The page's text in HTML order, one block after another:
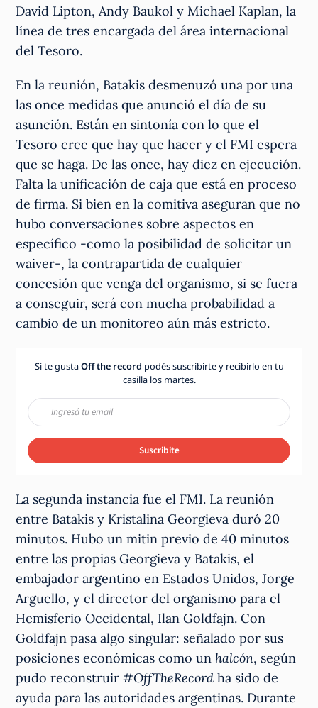
David Lipton, Andy Baukol y Michael Kaplan, la
línea de tres encargada del área internacional
del Tesoro.
En la reunión, Batakis desmenuzó una por una
las once medidas que anunció el día de su
asunción. Están en sintonía con lo que el
Tesoro cree que hay que hacer y el FMI espera
que se haga. De las once, hay diez en ejecución.
Falta la unificación de caja que está en proceso
de firma. Si bien en la comitiva aseguran que no
hubo conversaciones sobre aspectos en
específico -como la posibilidad de solicitar un
waiver-, la contrapartida de cualquier
concesión que venga del organismo, si se fuera
a conseguir, será con mucha probabilidad a
cambio de un monitoreo aún más estricto.
Si te gustaOff the record podés suscribirte y recibirlo en tu
casilla los martes.
Suscribite
La segunda instancia fue el FMI. La reunión
entre Batakis y Kristalina Georgieva duró 20
minutos. Hubo un mitin previo de 40 minutos
entre las propias Georgieva y Batakis, el
embajador argentino en Estados Unidos, Jorge
Arguello, y el director del organismo para el
Hemisferio Occidental, Ilan Goldfajn. Con
Goldfajn pasa algo singular: señalado por sus
posiciones económicas como un halcón, según
pudo reconstruir#OffTheRecord ha sido de
ayuda para las autoridades argentinas. Durante